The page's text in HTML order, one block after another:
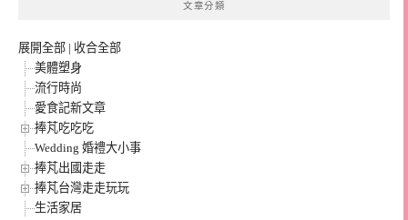
文章分類
展開全部 | 收合全部
美體塑身
流行時尚
愛食記新文章
捧芃吃吃吃
Wedding 婚禮大小事
捧芃出國走走
捧芃台灣走走玩玩
生活家居